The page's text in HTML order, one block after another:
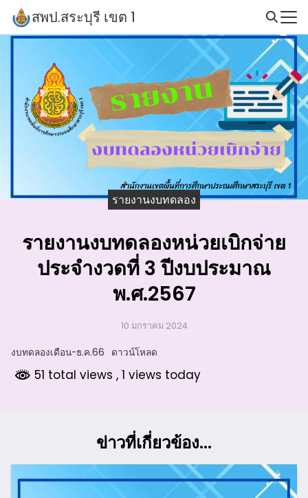
Skip
content
สพป.สระบุรี เขต 1
Search
รายงานงบทดลอง
รายงานงบทดลองหน่วยเบิกจ่าย
ประจำงวดที่ 3 ปีงบประมาณ
พ.ศ.2567
10 มกราคม 2024
งบทดลองเดือน-ธ.ค.66 ดาวน์โหลด
51 total views , 1 views today
ข่าวที่เกี่ยวข้อง...